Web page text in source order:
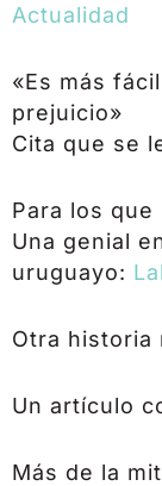
Actualidad
«Es más
prejuicio»
Cita que se
Para los
Una genial
uruguayo:
Otra historia
Un artículo
Más de la